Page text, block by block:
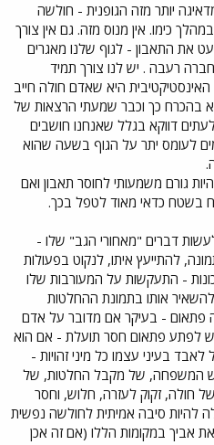
יותר מזה הגופנית - חולשה
כימו. אין מנוס מזה. גם אין צורך
את התאבון - לגוף שלנו מאגרים
רעבה . יש לנו צורך תמיד
היא שאדם חולה חייב
בהכרח כך וכבר שמעתי הרצאות של
דווקא בגלל שאנחנו חושבים
לעומס יתר על הגוף בשעה שהוא
גורם משמעותי לחוסר תאבון ואם
בשטח כדאי מאוד לטפל בכך.
דברים "מאחורי הגב" שלו -
להתייעץ איתו, לנקוט בפעולות
- התעקשות על המעורבות שלו
להשאיר אותו בתמונת ההחלטות
פתאום - בעיקר אם מדובר על אדם
לפתע פתאום חסר תועלת - אם הוא
בעיני עצמו כל מיני זהויות -
המשפחה, של מקבל החלטות, של
חולה, זקוק לעזרה, חלוש, וחסר
להיות סיבה אמיתית לחולשה נפשית
אביך במקומות הללו (אם זה אכן